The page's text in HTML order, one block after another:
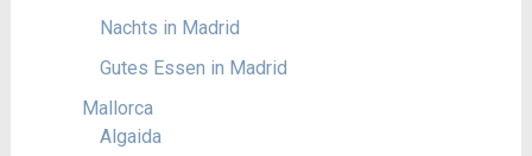
Nachts in Madrid
Gutes Essen in Madrid
Mallorca
Algaida